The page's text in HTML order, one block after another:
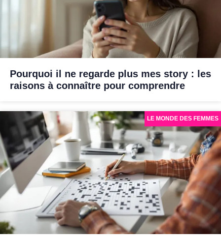
Pourquoi il ne regarde plus mes story : les
raisons à connaître pour comprendre
LE MONDE DES FEMMES